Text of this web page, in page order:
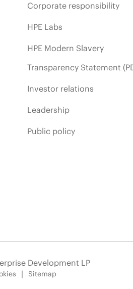
Corporate responsibility
HPE Labs
HPE Modern Slavery
Transparency Statement
Investor relations
Leadership
Public policy
Development LP
Sitemap